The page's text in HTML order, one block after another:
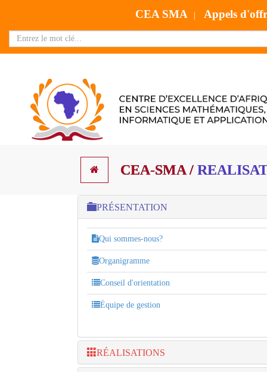
CEA SMA Appels
CEA-SMA /
PRÉSENTATION
Qui sommes-nous?
Organigramme
Conseil d'orientation
Équipe de gestion
RÉALISATIONS